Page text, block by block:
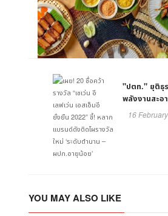
"ปตท." ยุติธุ
พลังงานสะอ
16
YOU MAY ALSO LIKE